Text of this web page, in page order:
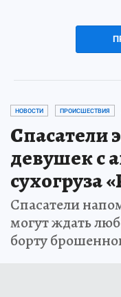
НОВОСТИ ПРОИСШЕСТВИЯ
Спасатели
девушек с
сухогруза
Спасатели
могут ждать
борту